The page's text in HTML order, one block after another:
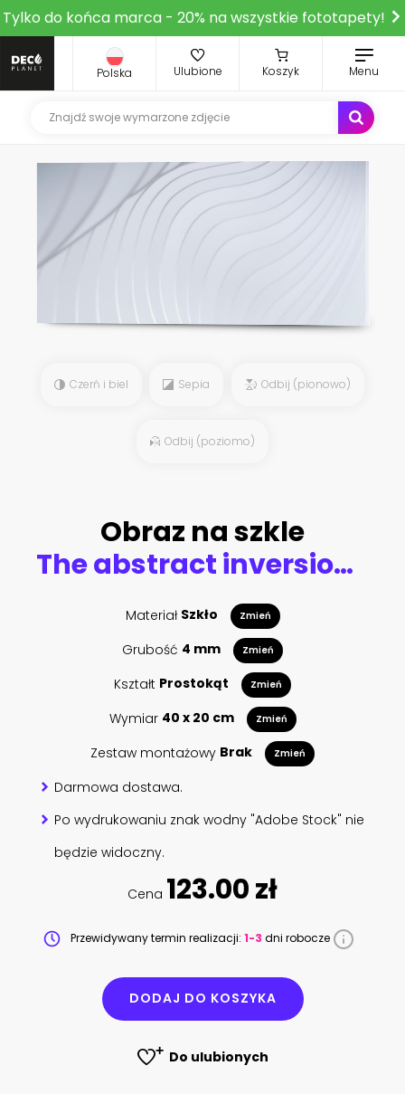
Tylko do końca marca - 20% na wszystkie fototapety!
Polska Ulubione Koszyk Menu
Czerń i biel Sepia Odbij (pionowo)
Odbij (poziomo)
Obraz na szkle
The abstract inversion of fire located on a white background.
Materiał Szkło Zmień
Grubość 4 mm Zmień
Kształt Prostokąt Zmień
Wymiar 40 x 20 cm Zmień
Zestaw montażowy Brak Zmień
Darmowa dostawa.
Po wydrukowaniu znak wodny "Adobe Stock" nie
będzie widoczny.
Cena 123.00 zł
Przewidywany termin realizacji: 1-3 dni robocze
DODAJ DO KOSZYKA
Do ulubionych